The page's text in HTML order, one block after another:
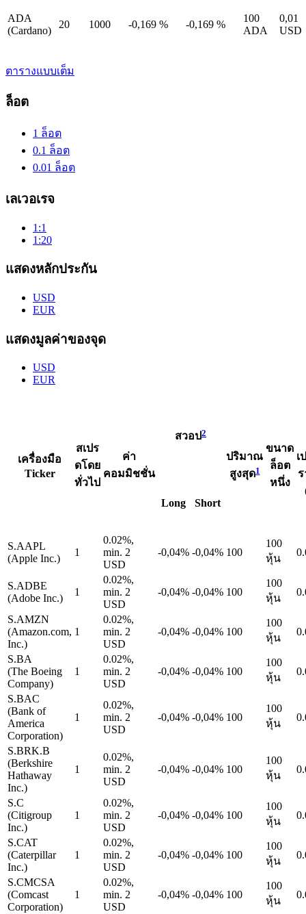
ADA
(Cardano)
20 1000 -0,169 % -0,169 %
100
ADA
0,01
USD
ตารางแบบเต็ม
ล็อต
1 ล็อต
0.1 ล็อต
0.01 ล็อต
เลเวอเรจ
1:1
1:20
แสดงหลักประกัน
USD
EUR
แสดงมูลค่าของจุด
USD
EUR
เครื่องมือ
Ticker
สเปร
ดโดย
ทั่วไป
ค่า
คอมมิชชั่น
สวอป2
ปริมาณ
สูงสุด1
ขนาด
ล็อต
หนึ่ง
เ
Long
Short
S.AAPL
(Apple Inc.)
1
0.02%,
min. 2
USD
-0,04% -0,04% 100
100
หุ้น
S.ADBE
(Adobe Inc.)
1
0.02%,
min. 2
USD
-0,04% -0,04% 100
100
หุ้น
S.AMZN
(Amazon.com,
Inc.)
1
0.02%,
min. 2
USD
-0,04% -0,04% 100
100
หุ้น
S.BA
(The Boeing
Company)
1
0.02%,
min. 2
USD
-0,04% -0,04% 100
100
หุ้น
S.BAC
(Bank of
America
Corporation)
1
0.02%,
min. 2
USD
-0,04% -0,04% 100
100
หุ้น
S.BRK.B
(Berkshire
Hathaway
Inc.)
1
0.02%,
min. 2
USD
-0,04% -0,04% 100
100
หุ้น
S.C
(Citigroup
Inc.)
1
0.02%,
min. 2
USD
-0,04% -0,04% 100
100
หุ้น
S.CAT
(Caterpillar
Inc.)
1
0.02%,
min. 2
USD
-0,04% -0,04% 100
100
หุ้น
S.CMCSA
(Comcast
Corporation)
1
0.02%,
min. 2
USD
-0,04% -0,04% 100
100
หุ้น